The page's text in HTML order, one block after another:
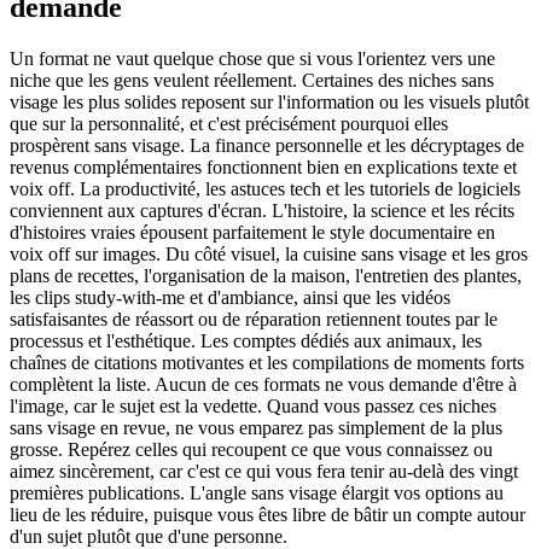
demande
Un format ne vaut quelque chose que si vous l'orientez vers une
niche que les gens veulent réellement. Certaines des niches sans
visage les plus solides reposent sur l'information ou les visuels plutôt
que sur la personnalité, et c'est précisément pourquoi elles
prospèrent sans visage. La finance personnelle et les décryptages de
revenus complémentaires fonctionnent bien en explications texte et
voix off. La productivité, les astuces tech et les tutoriels de logiciels
conviennent aux captures d'écran. L'histoire, la science et les récits
d'histoires vraies épousent parfaitement le style documentaire en
voix off sur images. Du côté visuel, la cuisine sans visage et les gros
plans de recettes, l'organisation de la maison, l'entretien des plantes,
les clips study-with-me et d'ambiance, ainsi que les vidéos
satisfaisantes de réassort ou de réparation retiennent toutes par le
processus et l'esthétique. Les comptes dédiés aux animaux, les
chaînes de citations motivantes et les compilations de moments forts
complètent la liste. Aucun de ces formats ne vous demande d'être à
l'image, car le sujet est la vedette. Quand vous passez ces niches
sans visage en revue, ne vous emparez pas simplement de la plus
grosse. Repérez celles qui recoupent ce que vous connaissez ou
aimez sincèrement, car c'est ce qui vous fera tenir au-delà des vingt
premières publications. L'angle sans visage élargit vos options au
lieu de les réduire, puisque vous êtes libre de bâtir un compte autour
d'un sujet plutôt que d'une personne.